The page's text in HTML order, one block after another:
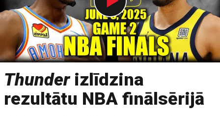
Thunderizlīdzina
rezultātu NBA finālsērijā